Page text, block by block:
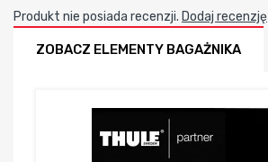
Produkt nie posiada recenzji. Dodaj recenzję
ZOBACZ ELEMENTY BAGAŻNIKA